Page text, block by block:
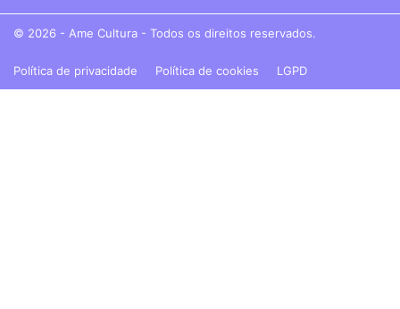
© 2026 - Ame Cultura - Todos os direitos reservados.
Política de privacidade Política de cookies LGPD